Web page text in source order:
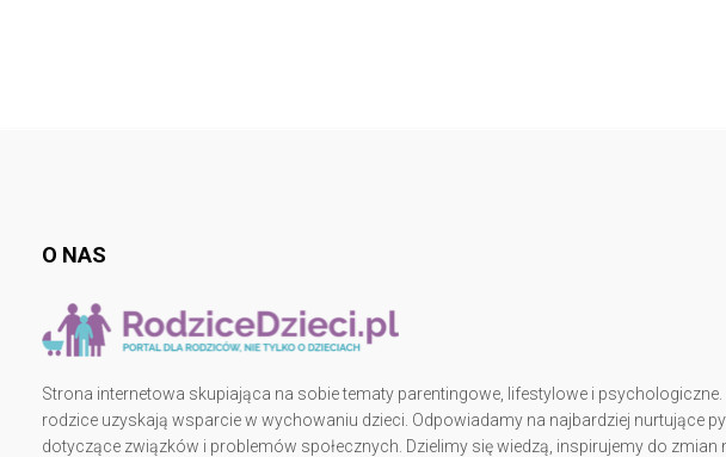
O NAS
Strona internetowa skupiająca na sobie tematy parentingowe, lifestylowe i psychologiczne.
rodzice uzyskają wsparcie w wychowaniu dzieci. Odpowiadamy na najbardziej nurtujące
dotyczące związków i problemów społecznych. Dzielimy się wiedzą, inspirujemy do zmian